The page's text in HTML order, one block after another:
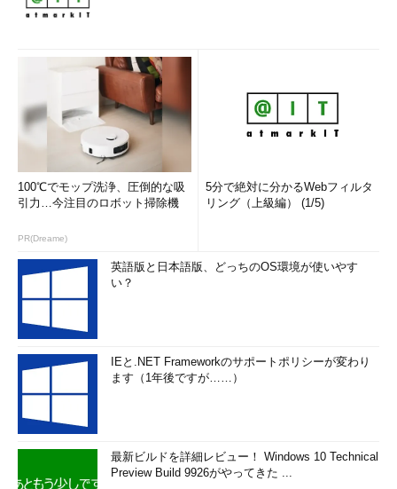
100℃でモップ洗浄、圧倒的な吸
引力…今注目のロボット掃除機
PR(Dreame)
5分で絶対に分かるWebフィルタ
リング（上級編） (1/5)
英語版と日本語版、どっちのOS環境が使いやす
い？
IEと.NET Frameworkのサポートポリシーが変わり
ます（1年後ですが……）
最新ビルドを詳細レビュー！ Windows 10 Technical
Preview Build 9926がやってきた ...